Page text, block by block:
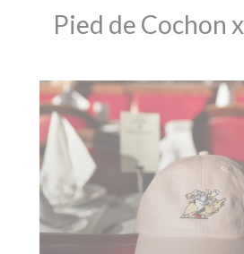
Pied de Cochon